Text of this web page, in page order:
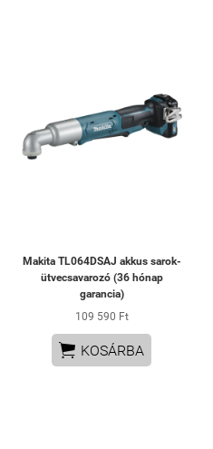
Makita TL064DSAJ akkus sarok-
ütvecsavarozó (36 hónap
garancia)
109 590 Ft
 KOSÁRBA